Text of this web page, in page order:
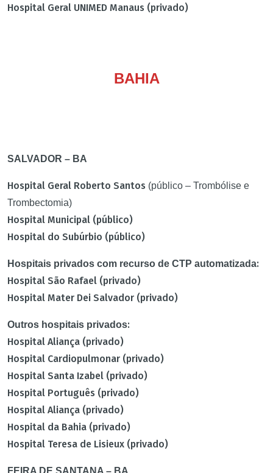
Hospital Geral UNIMED Manaus (privado)
BAHIA
SALVADOR – BA
Hospital Geral Roberto Santos (público – Trombólise e
Trombectomia)
Hospital Municipal (público)
Hospital do Subúrbio (público)
Hospitais privados com recurso de CTP automatizada:
Hospital São Rafael (privado)
Hospital Mater Dei Salvador (privado)
Outros hospitais privados:
Hospital Aliança (privado)
Hospital Cardiopulmonar (privado)
Hospital Santa Izabel (privado)
Hospital Português (privado)
Hospital Aliança (privado)
Hospital da Bahia (privado)
Hospital Teresa de Lisieux (privado)
FEIRA DE SANTANA – BA